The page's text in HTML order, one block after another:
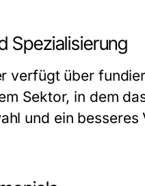
Spezialisierung
verfügt über
Sektor, in dem
und ein